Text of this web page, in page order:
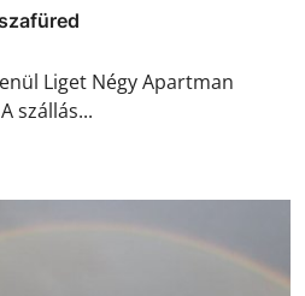
Liget Négy Apartman
szállás...